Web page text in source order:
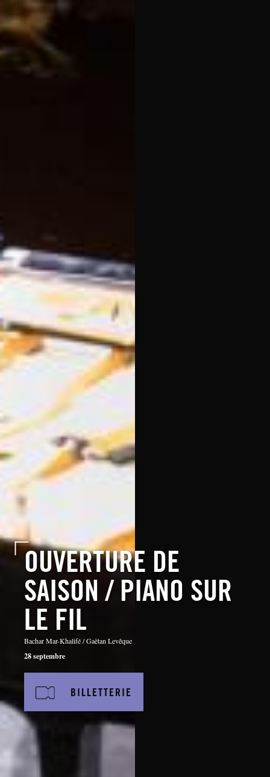
OUVERTURE DE
SAISON / PIANO SUR
LE FIL
Bachar Mar-Khalifé / Gaëtan Levêque
28 septembre
BILLETTERIE